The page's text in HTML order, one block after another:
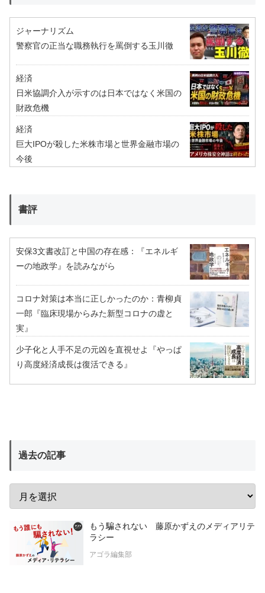
ジャーナリズム
警察官の正当な職務執行を罵倒する玉川徹
経済
日米協調介入が示すのは日本ではなく米国の
財政危機
経済
巨大IPOが殺した米株市場と世界金融市場の
今後
書評
安保3文書改訂と中国の存在感：『エネルギ
ーの地政学』を読みながら
コロナ対策は本当に正しかったのか：青柳貞
一郎『臨床現場からみた新型コロナの虚と
実』
少子化と人手不足の元凶を直視せよ『やっぱ
り高度経済成長は復活できる』
過去の記事
もう騙されない 藤原かずえのメディアリテ
ラシー
アゴラ編集部